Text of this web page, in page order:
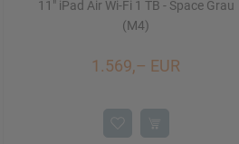
11" iPad Air Wi-Fi 1 TB - Space Grau
(M4)
1.569,– EUR